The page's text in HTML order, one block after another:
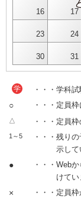
16 17
23 24
30 31
学 ・・・学科試
○ ・・・定員
△ ・・・定員
1～5
・・・残り
示して
●
・・・Web
けてい
×
・・・定員